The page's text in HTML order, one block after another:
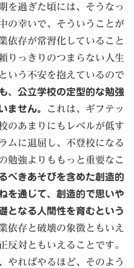
を過ぎた頃には、そうなっ
の幸いで、そういうことが
依存が常習化していること
りっきりのつまらない人生
いう不安を抱えているので
、公立学校の定型的な勉強
ません。
これは、ギフテッ
のあまりにもレベルが低す
ムに退屈し、不登校になる
勉強よりももっと重要なこ
べきあそびを含めた創造的
を通じて、創造的で思いや
となる人間性を育むという
依存と破壊の象徴ともいえ
反対ともいえることです。
やればやるほど、そのよう